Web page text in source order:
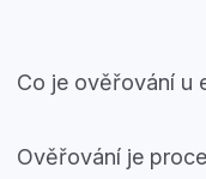
Co je ověřování u
Ověřování je